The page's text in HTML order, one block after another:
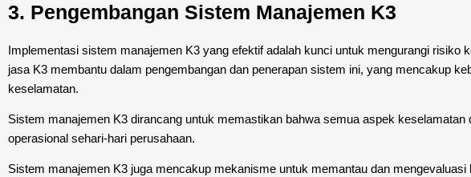
3. Pengembangan Sistem Manajemen K3
Implementasi sistem manajemen K3 yang efektif adalah kunci untuk mengurangi risiko
jasa K3 membantu dalam pengembangan dan penerapan sistem ini, yang mencakup
keselamatan.
Sistem manajemen K3 dirancang untuk memastikan bahwa semua aspek
operasional sehari-hari perusahaan.
Sistem manajemen K3 juga mencakup mekanisme untuk memantau dan